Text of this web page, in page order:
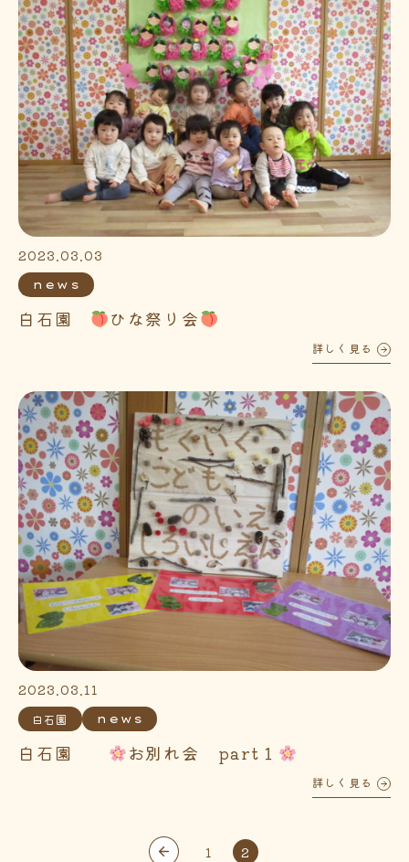
2023.03.03
news
白石園 ひな祭り会
詳しく見る
2023.03.11
白石園 news
白石園 お別れ会 part１
詳しく見る
1 2